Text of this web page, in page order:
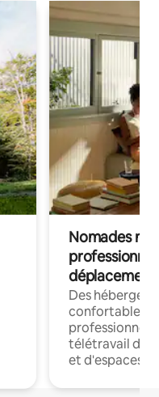
Nomades
déplacement
Des
confortables
professionnels
télétravail
et d'espaces